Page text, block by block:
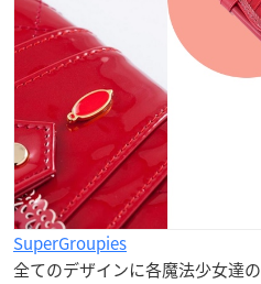
SuperGroupies
全てのデザインに各魔法少女達の